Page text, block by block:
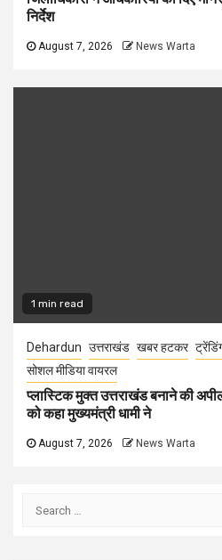
निर्देश
August 7, 2026 News Warta
1 min read
Dehardun उत्तराखंड खबर हटकर
सोशल मीडिया वायरल
प्लास्टिक मुक्त उत्तराखंड बनाने की
को कहा मुख्यमंत्री धामी ने
August 7, 2026 News Warta
Search